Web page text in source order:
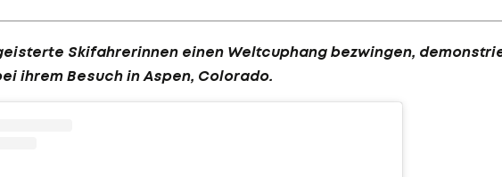
Skifahrerinnen einen Weltcuphang bezwingen,
ihrem Besuch in Aspen, Colorado.